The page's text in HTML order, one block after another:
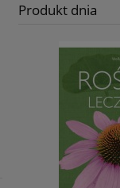
Produkt dnia